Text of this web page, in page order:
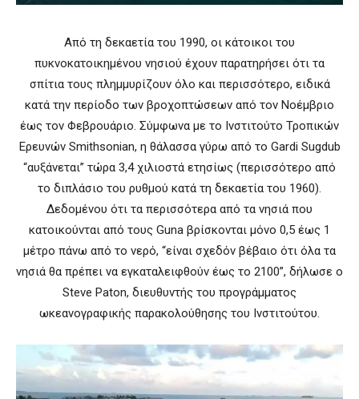
Από τη δεκαετία του 1990, οι κάτοικοι του
πυκνοκατοικημένου νησιού έχουν παρατηρήσει ότι τα
σπίτια τους πλημμυρίζουν όλο και περισσότερο, ειδικά
κατά την περίοδο των βροχοπτώσεων από τον Νοέμβριο
έως τον Φεβρουάριο. Σύμφωνα με το Ινστιτούτο Τροπικών
Ερευνών Smithsonian, η θάλασσα γύρω από το Gardi Sugdub
“αυξάνεται” τώρα 3,4 χιλιοστά ετησίως (περισσότερο από
το διπλάσιο του ρυθμού κατά τη δεκαετία του 1960).
Δεδομένου ότι τα περισσότερα από τα νησιά που
κατοικούνται από τους Guna βρίσκονται μόνο 0,5 έως 1
μέτρο πάνω από το νερό, “είναι σχεδόν βέβαιο ότι όλα τα
νησιά θα πρέπει να εγκαταλειφθούν έως το 2100”, δήλωσε ο
Steve Paton, διευθυντής του προγράμματος
ωκεανογραφικής παρακολούθησης του Ινστιτούτου.